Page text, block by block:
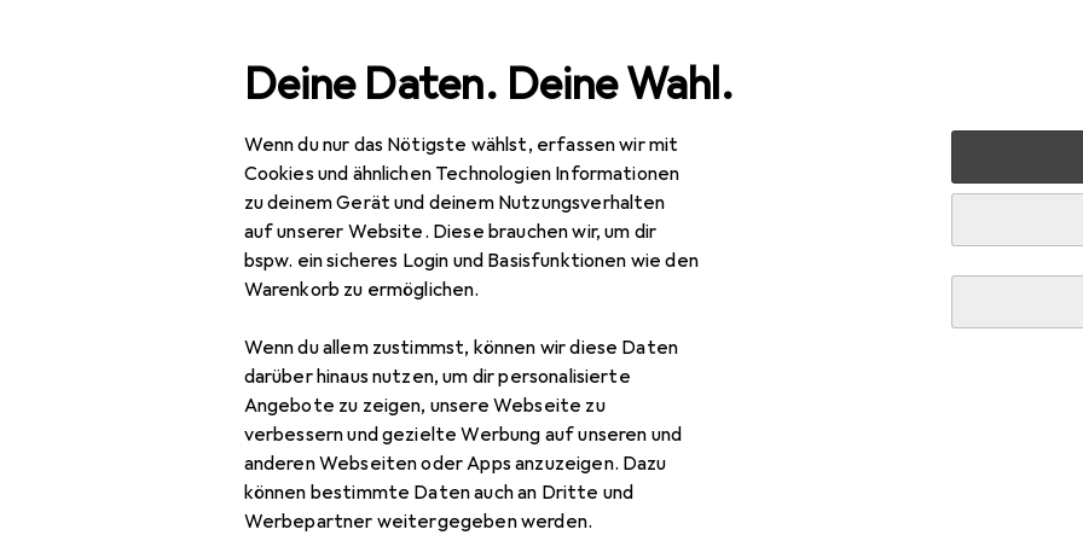
Deine Daten. Deine Wahl.
Wenn du nur das Nötigste wählst, erfassen wir mit
Cookies und ähnlichen Technologien Informationen
zu deinem Gerät und deinem Nutzungsverhalten
auf unserer Website. Diese brauchen wir, um dir
bspw. ein sicheres Login und Basisfunktionen wie den
Warenkorb zu ermöglichen.
Wenn du allem zustimmst, können wir diese Daten
darüber hinaus nutzen, um dir personalisierte
Angebote zu zeigen, unsere Webseite zu
verbessern und gezielte Werbung auf unseren und
anderen Webseiten oder Apps anzuzeigen. Dazu
können bestimmte Daten auch an Dritte und
Werbepartner weitergegeben werden.
Navigation nach Kategorien Gesamtsortiment Wohnen Möbel
EUR
542,29
HammerbacherSchreibtisch höheneinstellbar VXB
Zubehör für Hammerbacher
Hier findest du passendes Zubehör zum Produkt Hammerbacher Schreibtisch
Schutzpuffer und Bürostuhl.